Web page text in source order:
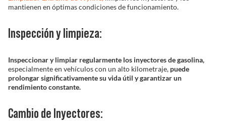
mantienen en óptimas condiciones de funcionamiento.
Inspección y limpieza:
Inspeccionar y limpiar regularmente los inyectores de gasolina,
especialmente en vehículos con un alto kilometraje,puede
prolongar significativamente su vida útil y garantizar un
rendimiento constante.
Cambio de Inyectores: